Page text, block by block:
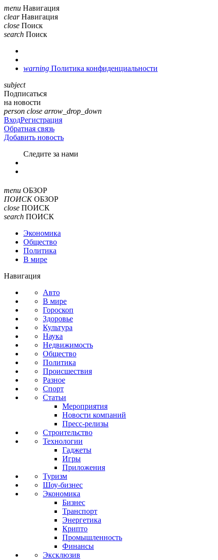
menu Навигация
clear Навигация
close Поиск
search Поиск
warning Политика конфиденциальности
subject
Подписаться
на новости
person close arrow_drop_down
ВходРегистрация
Обратная связь
Добавить новость
Cледите за нами
menu ОБЗОР
ПОИСК ОБЗОР
close ПОИСК
search ПОИСК
Экономика
Общество
Политика
В мире
Навигация
Авто
В мире
Гороскоп
Здоровье
Культура
Наука
Недвижимость
Общество
Политика
Происшествия
Разное
Спорт
Статьи
Мероприятия
Новости компаний
Пресс-релизы
Строительство
Технологии
Гаджеты
Игры
Приложения
Туризм
Шоу-бизнес
Экономика
Бизнес
Транспорт
Энергетика
Крипто
Промышленность
Финансы
Эксклюзив